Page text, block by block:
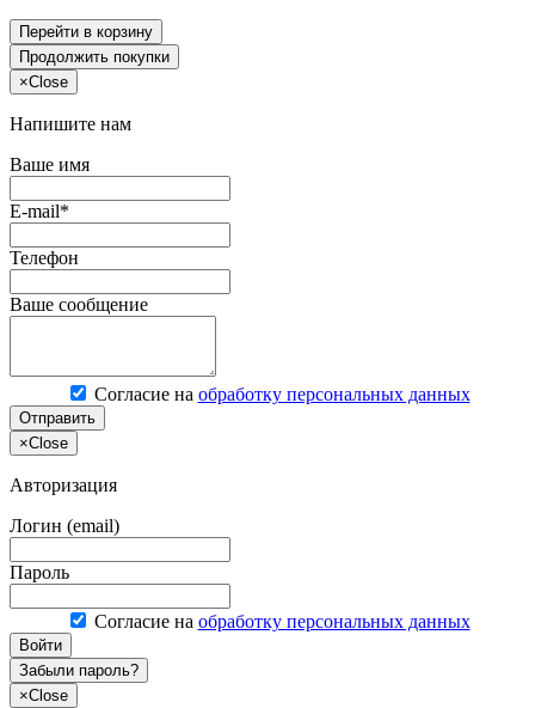
Перейти в корзину
Продолжить покупки
×Close
Напишите нам
Ваше имя
E-mail*
Телефон
Ваше сообщение
Согласие на обработку персональных данных
Отправить
×Close
Авторизация
Логин (email)
Пароль
Согласие на обработку персональных данных
Войти
Забыли пароль?
×Close